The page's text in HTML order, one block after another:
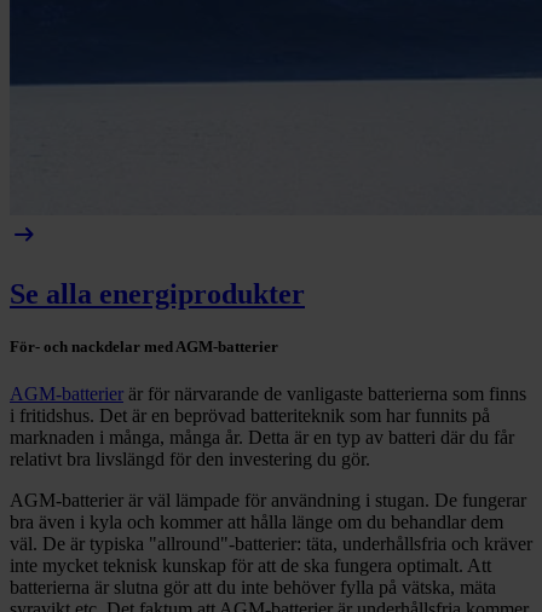
arrow_right_alt
Se alla energiprodukter
För- och nackdelar med AGM-batterier
AGM-batterier är för närvarande de vanligaste batterierna som finns
i fritidshus. Det är en beprövad batteriteknik som har funnits på
marknaden i många, många år. Detta är en typ av batteri där du får
relativt bra livslängd för den investering du gör.
AGM-batterier är väl lämpade för användning i stugan. De fungerar
bra även i kyla och kommer att hålla länge om du behandlar dem
väl. De är typiska "allround"-batterier: täta, underhållsfria och kräver
inte mycket teknisk kunskap för att de ska fungera optimalt. Att
batterierna är slutna gör att du inte behöver fylla på vätska, mäta